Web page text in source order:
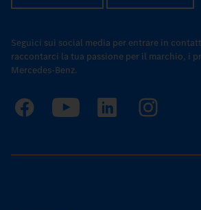
Seguici sui social media per entrare in
raccontarci la tua passione per il marchio, i
Mercedes-Benz.